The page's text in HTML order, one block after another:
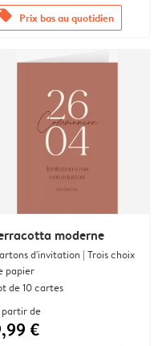
Prix bas au quotidien
moderne
d'invitation | Trois choix
papier
de 10 cartes
de
€